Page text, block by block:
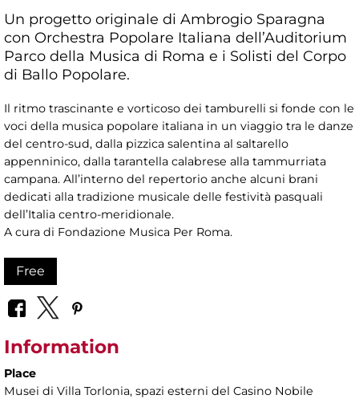
Un progetto originale di Ambrogio Sparagna
con Orchestra Popolare Italiana dell’Auditorium
Parco della Musica di Roma e i Solisti del Corpo
di Ballo Popolare.
Il ritmo trascinante e vorticoso dei tamburelli si fonde con le
voci della musica popolare italiana in un viaggio tra le danze
del centro-sud, dalla pizzica salentina al saltarello
appenninico, dalla tarantella calabrese alla tammurriata
campana. All’interno del repertorio anche alcuni brani
dedicati alla tradizione musicale delle festività pasquali
dell’Italia centro-meridionale.
A cura di Fondazione Musica Per Roma.
Free
Information
Place
Musei di Villa Torlonia, spazi esterni del Casino Nobile